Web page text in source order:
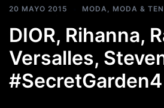
20 MAYO 2015 MODA, MODA &
DIOR, Rihanna,
Versalles,
‪#‎SecretGarden4